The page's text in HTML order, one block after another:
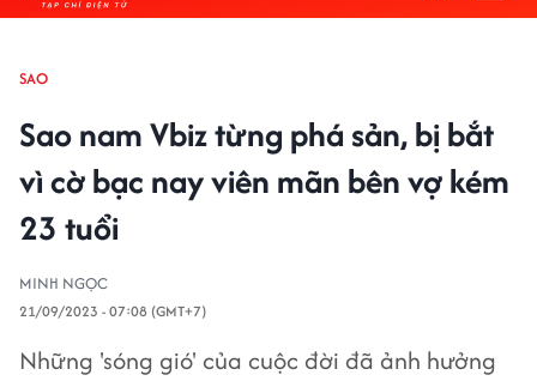
SAO
Sao nam Vbiz từng phá sản, bị bắt
vì cờ bạc nay viên mãn bên vợ kém
23 tuổi
MINH NGỌC
21/09/2023 - 07:08 (GMT+7)
Những 'sóng gió' của cuộc đời đã ảnh hưởng